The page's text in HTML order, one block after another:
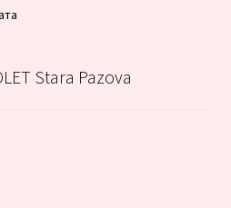
Сортирано
Stara Pazova